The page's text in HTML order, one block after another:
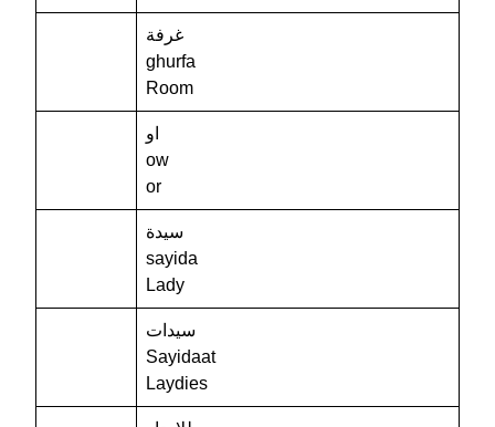
غرفة
ghurfa
Room
او
ow
or
سيدة
sayida
Lady
سيدات
Sayidaat
Laydies